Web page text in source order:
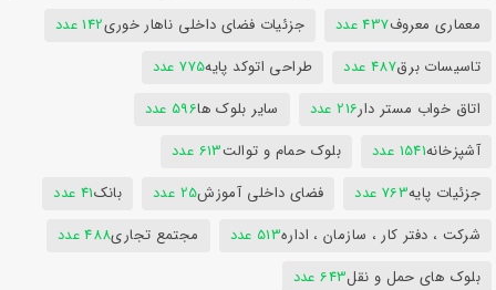
معماری معروف437 عدد جزئیات فضای داخلی ناهار خوری142 عدد
تاسیسات برق487 عدد طراحی اتوکد پایه775 عدد
اتاق خواب مستر دار216 عدد سایر بلوک ها596 عدد
آشپزخانه1541 عدد بلوک حمام و توالت613 عدد
جزئیات پایه763 عدد فضای داخلی آموزش25 عدد بانک41 عدد
شرکت ، دفتر کار ، سازمان ، اداره513 عدد مجتمع تجاری488 عدد
بلوک های حمل و نقل643 عدد